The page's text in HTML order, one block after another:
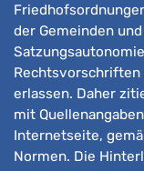
der Gemeinden
erlassen. Daher
mit
Internetseite,
Normen. Die